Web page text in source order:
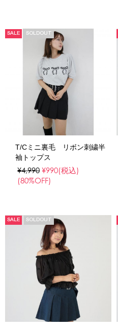
SALE SOLDOUT
T/Cミニ裏毛 リボン刺繍半
袖トップス
¥4,990 ¥990(税込)
(80%OFF)
SALE SOLDOUT